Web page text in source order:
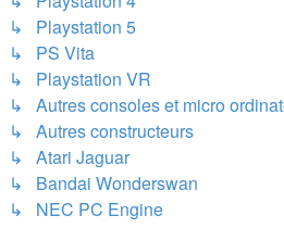
↳ Playstation 5
↳ PS Vita
↳ Playstation VR
↳ Autres consoles et micro
↳ Autres constructeurs
↳ Atari Jaguar
↳ Bandai Wonderswan
↳ NEC PC Engine